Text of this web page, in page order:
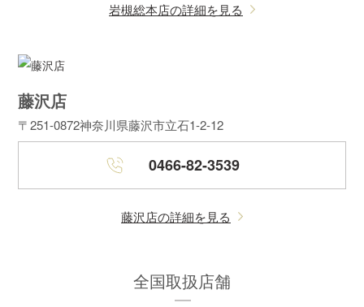
岩槻総本店の詳細を見る
藤沢店
〒251-0872神奈川県藤沢市立石1-2-12
0466-82-3539
藤沢店の詳細を見る
全国取扱店舗